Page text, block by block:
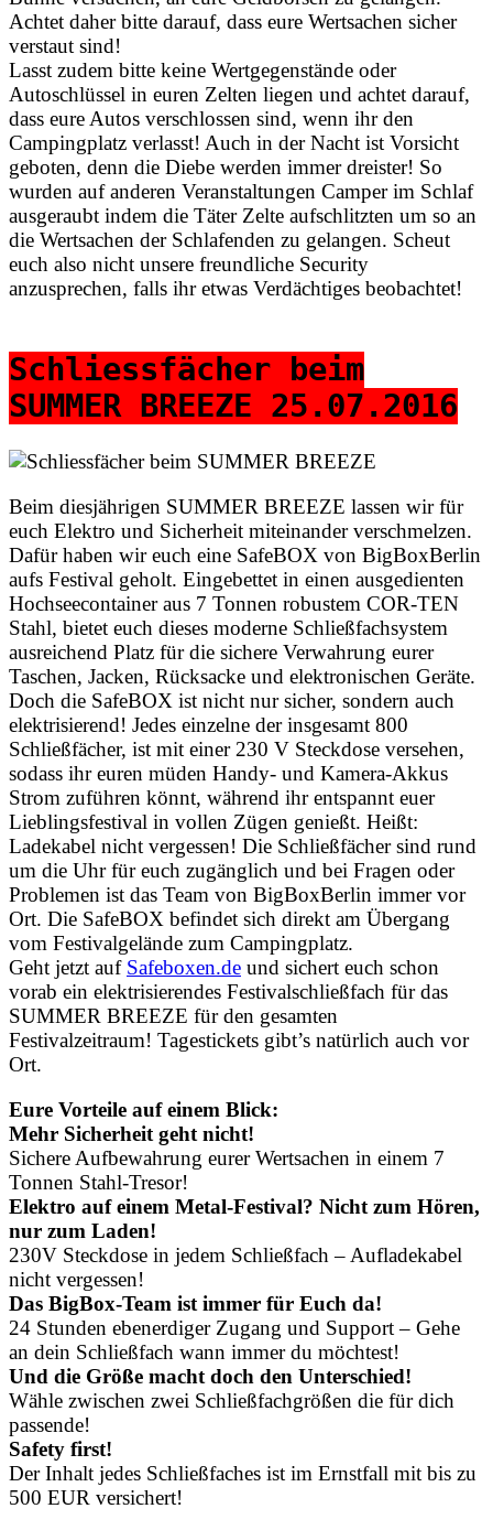
Achtet daher bitte darauf, dass eure Wertsachen sicher
verstaut sind!
Lasst zudem bitte keine Wertgegenstände oder
Autoschlüssel in euren Zelten liegen und achtet darauf,
dass eure Autos verschlossen sind, wenn ihr den
Campingplatz verlasst! Auch in der Nacht ist Vorsicht
geboten, denn die Diebe werden immer dreister! So
wurden auf anderen Veranstaltungen Camper im Schlaf
ausgeraubt indem die Täter Zelte aufschlitzten um so an
die Wertsachen der Schlafenden zu gelangen. Scheut
euch also nicht unsere freundliche Security
anzusprechen, falls ihr etwas Verdächtiges beobachtet!
Schliessfächer beim
SUMMER BREEZE 25.07.2016
Beim diesjährigen SUMMER BREEZE lassen wir für
euch Elektro und Sicherheit miteinander verschmelzen.
Dafür haben wir euch eine SafeBOX von BigBoxBerlin
aufs Festival geholt. Eingebettet in einen ausgedienten
Hochseecontainer aus 7 Tonnen robustem COR-TEN
Stahl, bietet euch dieses moderne Schließfachsystem
ausreichend Platz für die sichere Verwahrung eurer
Taschen, Jacken, Rücksacke und elektronischen Geräte.
Doch die SafeBOX ist nicht nur sicher, sondern auch
elektrisierend! Jedes einzelne der insgesamt 800
Schließfächer, ist mit einer 230 V Steckdose versehen,
sodass ihr euren müden Handy- und Kamera-Akkus
Strom zuführen könnt, während ihr entspannt euer
Lieblingsfestival in vollen Zügen genießt. Heißt:
Ladekabel nicht vergessen! Die Schließfächer sind rund
um die Uhr für euch zugänglich und bei Fragen oder
Problemen ist das Team von BigBoxBerlin immer vor
Ort. Die SafeBOX befindet sich direkt am Übergang
vom Festivalgelände zum Campingplatz.
Geht jetzt auf Safeboxen.de und sichert euch schon
vorab ein elektrisierendes Festivalschließfach für das
SUMMER BREEZE für den gesamten
Festivalzeitraum! Tagestickets gibt’s natürlich auch vor
Ort.
Eure Vorteile auf einem Blick:
Mehr Sicherheit geht nicht!
Sichere Aufbewahrung eurer Wertsachen in einem 7
Tonnen Stahl-Tresor!
Elektro auf einem Metal-Festival? Nicht zum Hören,
nur zum Laden!
230V Steckdose in jedem Schließfach – Aufladekabel
nicht vergessen!
Das BigBox-Team ist immer für Euch da!
24 Stunden ebenerdiger Zugang und Support – Gehe
an dein Schließfach wann immer du möchtest!
Und die Größe macht doch den Unterschied!
Wähle zwischen zwei Schließfachgrößen die für dich
passende!
Safety first!
Der Inhalt jedes Schließfaches ist im Ernstfall mit bis zu
500 EUR versichert!